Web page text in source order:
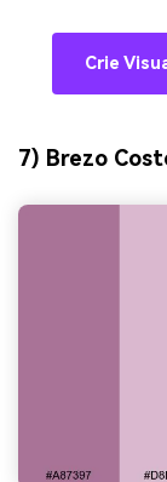
Crie
7) Brezo